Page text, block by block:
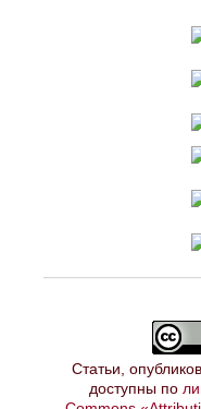
Статьи,
доступны по